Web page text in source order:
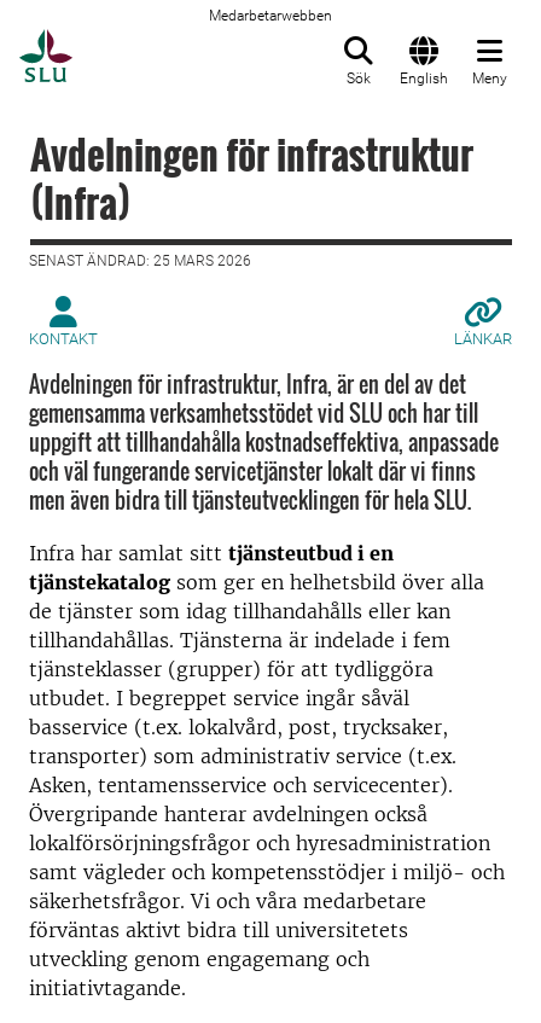
Medarbetarwebben
Sök English Meny
Avdelningen för infrastruktur
(Infra)
SENAST ÄNDRAD: 25 MARS 2026
KONTAKT LÄNKAR
Avdelningen för infrastruktur, Infra, är en del av det
gemensamma verksamhetsstödet vid SLU och har till
uppgift att tillhandahålla kostnadseffektiva, anpassade
och väl fungerande servicetjänster lokalt där vi finns
men även bidra till tjänsteutvecklingen för hela SLU.
Infra har samlat sitt tjänsteutbud i en
tjänstekatalog som ger en helhetsbild över alla
de tjänster som idag tillhandahålls eller kan
tillhandahållas. Tjänsterna är indelade i fem
tjänsteklasser (grupper) för att tydliggöra
utbudet. I begreppet service ingår såväl
basservice (t.ex. lokalvård, post, trycksaker,
transporter) som administrativ service (t.ex.
Asken, tentamensservice och servicecenter).
Övergripande hanterar avdelningen också
lokalförsörjningsfrågor och hyresadministration
samt vägleder och kompetensstödjer i miljö- och
säkerhetsfrågor. Vi och våra medarbetare
förväntas aktivt bidra till universitetets
utveckling genom engagemang och
initiativtagande.​